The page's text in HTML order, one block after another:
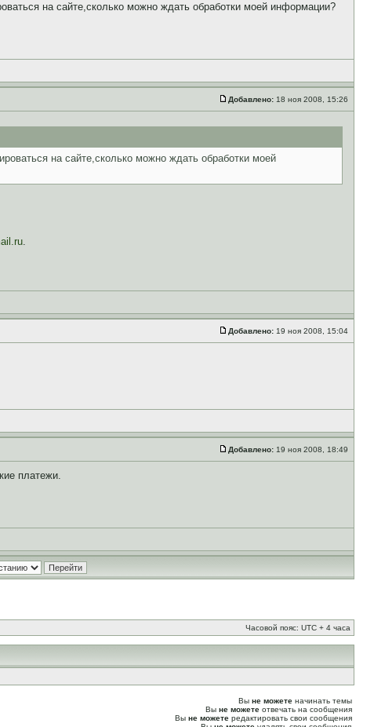
на сайте,сколько можно ждать обработки моей информации?
Добавлено: 18 ноя 2008, 15:26
на сайте,сколько можно ждать обработки моей
.
Добавлено: 19 ноя 2008, 15:04
Добавлено: 19 ноя 2008, 18:49
платежи.
Часовой пояс: UTC + 4 часа
Вы не можете начинать темы
Вы не можете отвечать на сообщения
Вы не можете редактировать свои сообщения